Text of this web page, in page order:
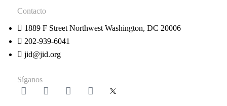
Contacto
1889 F Street Northwest Washington, DC 20006
202-939-6041
jid@jid.org
Síganos